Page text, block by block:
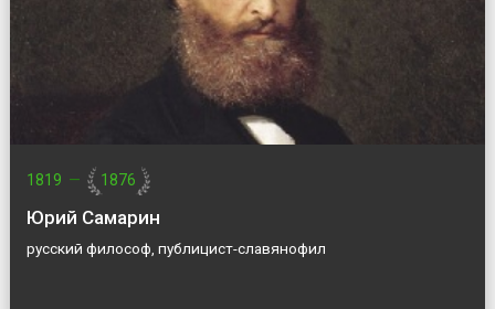
1819 — 1876
Юрий Самарин
русский философ, публицист-славянофил